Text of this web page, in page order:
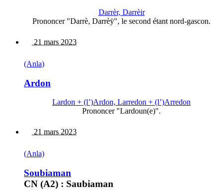
Darrèr, Darrèir
Prononcer "Darrè, Darrèÿ", le second étant nord-gascon.
21 mars 2023
(Anla)
Ardon
Lardon + (l’)Ardon, Larredon + (l’)Arredon
Prononcer "Lardoun(e)".
21 mars 2023
(Anla)
Soubiaman
CN (A2) : Saubiaman